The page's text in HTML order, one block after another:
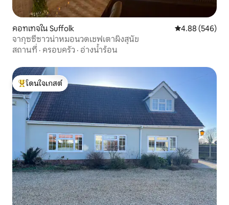
คอทเทจใน Suffolk คะแนนเฉลี่ย
4.88 (546)
จากุซซี่ซาวน่าหมอนวดเชฟเตาผิงสุนัข
สถานที่ · ครอบครัว · อ่างน้ำร้อน
โดนใจเกสต์ที่สุด
โดนใจเกสต์